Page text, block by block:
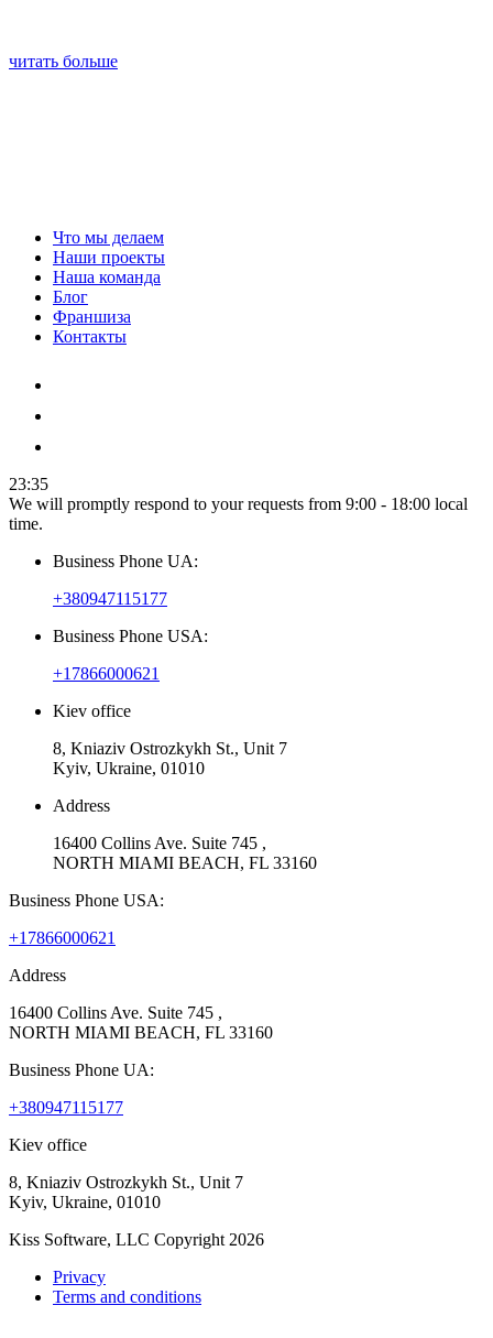
читать больше
Что мы делаем
Наши проекты
Наша команда
Блог
Франшиза
Контакты
23:35
We will promptly respond to your requests from 9:00 - 18:00 local
time.
Business Phone UA:
+380947115177
Business Phone USA:
+17866000621
Kiev office
8, Kniaziv Ostrozkykh St., Unit 7
Kyiv, Ukraine, 01010
Address
16400 Collins Ave. Suite 745 ,
NORTH MIAMI BEACH, FL 33160
Business Phone USA:
+17866000621
Address
16400 Collins Ave. Suite 745 ,
NORTH MIAMI BEACH, FL 33160
Business Phone UA:
+380947115177
Kiev office
8, Kniaziv Ostrozkykh St., Unit 7
Kyiv, Ukraine, 01010
Kiss Software, LLC Copyright 2026
Privacy
Terms and conditions